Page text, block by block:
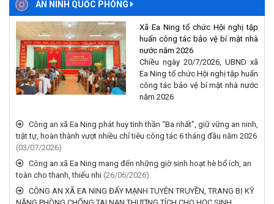
huấn công tác bảo vệ bí mật nhà
nước năm 2026
Chiều ngày 20/7/2026, UBND xã
Ea Ning tổ chức Hội nghị tập huấn
công tác bảo vệ bí mật nhà nước
năm 2026
trật tự, hoàn thành vượt nhiều chỉ tiêu công tác 6 tháng đầu năm 2026
(03/07/2026)
Công an xã Ea Ning mang đến những giờ sinh hoạt hè bổ ích, an
toàn cho thanh, thiếu nhi
(26/06/2026)
CÔNG AN XÃ EA NING ĐẨY MẠNH TUYÊN TRUYỀN, TRANG BỊ KỸ
NĂNG PHÒNG CHỐNG TAI NẠN THƯƠNG TÍCH CHO HỌC SINH
(11/05/2026)